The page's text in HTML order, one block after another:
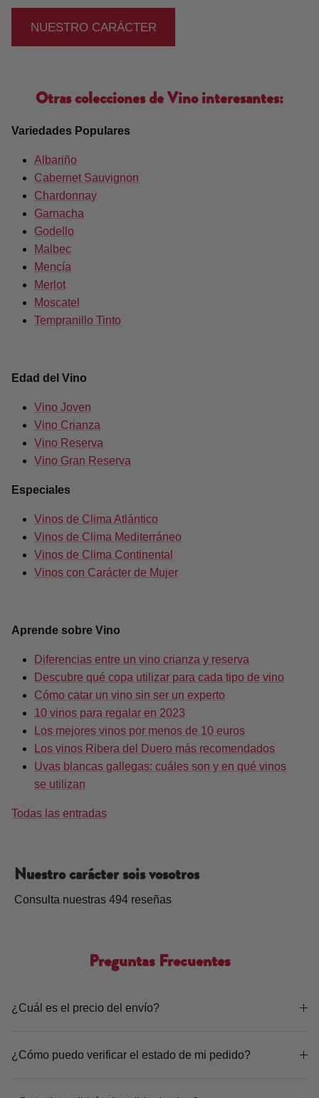
NUESTRO CARÁCTER
Otras colecciones de Vino interesantes:
Variedades Populares
Albariño
Cabernet Sauvignon
Chardonnay
Garnacha
Godello
Malbec
Mencía
Merlot
Moscatel
Tempranillo Tinto
Edad del Vino
Vino Joven
Vino Crianza
Vino Reserva
Vino Gran Reserva
Especiales
Vinos de Clima Atlántico
Vinos de Clima Mediterráneo
Vinos de Clima Continental
Vinos con Carácter de Mujer
Aprende sobre Vino
Diferencias entre un vino crianza y reserva
Descubre qué copa utilizar para cada tipo de vino
Cómo catar un vino sin ser un experto
10 vinos para regalar en 2023
Los mejores vinos por menos de 10 euros
Los vinos Ribera del Duero más recomendados
Uvas blancas gallegas: cuáles son y en qué vinos
se utilizan
Todas las entradas
Nuestro carácter sois vosotros
Consulta nuestras 494 reseñas
Preguntas Frecuentes
¿Cuál es el precio del envío?
¿Cómo puedo verificar el estado de mi pedido?